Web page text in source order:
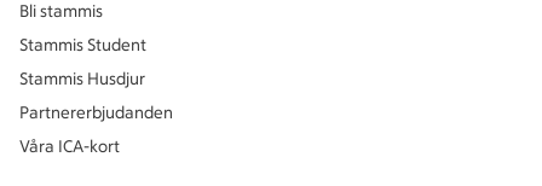
Bli stammis
Stammis Student
Stammis Husdjur
Partnererbjudanden
Våra ICA-kort